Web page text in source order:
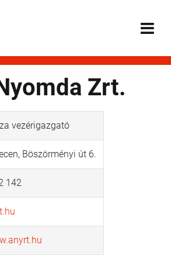
Zrt.
vezérigazgató
Böszörményi út 6.
142